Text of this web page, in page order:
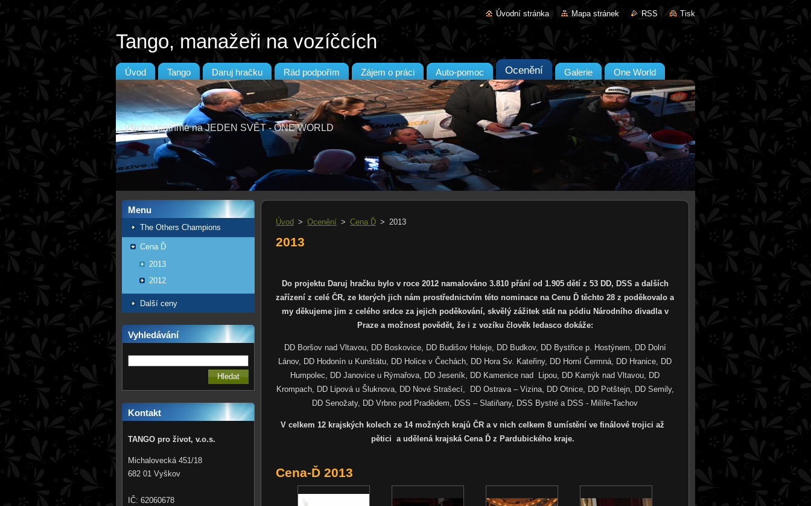
Úvodní stránka Mapa stránek RSS Tisk
Tango, manažeři na vozíčcích
Úvod Tango Daruj hračku Rád podpořím Zájem o práci Auto-pomoc Ocenění Galerie One World
všichni patříme na JEDEN SVĚT - ONE WORLD
Menu
The Others Champions
Cena Ď
2013
2012
Další ceny
Vyhledávání
Kontakt
TANGO pro život, v.o.s.
Michalovecká 451/18
682 01 Vyškov
IČ: 62060678
Úvod > Ocenění > Cena Ď > 2013
2013
Do projektu Daruj hračku bylo v roce 2012 namalováno 3.810 přání od 1.905 dětí z 53 DD, DSS a dalších
zařízení z celé ČR, ze kterých jich nám prostřednictvím této nominace na Cenu Ď těchto 28 z poděkovalo a
my děkujeme jim z celého srdce za jejich poděkování, skvělý zážitek stát na pódiu Národního divadla v
Praze a možnost povědět, že i z vozíku člověk ledasco dokáže:
DD Boršov nad Vltavou, DD Boskovice, DD Budišov Holeje, DD Budkov, DD Bystřice p. Hostýnem, DD Dolní
Lánov, DD Hodonín u Kunštátu, DD Holice v Čechách, DD Hora Sv. Kateřiny, DD Horní Čermná, DD Hranice, DD
Humpolec, DD Janovice u Rýmařova, DD Jeseník, DD Kamenice nad Lipou, DD Kamýk nad Vltavou, DD
Krompach, DD Lipová u Šluknova, DD Nové Strašecí, DD Ostrava – Vizina, DD Otnice, DD Potštejn, DD Semily,
DD Senožaty, DD Vrbno pod Pradědem, DSS – Slatiňany, DSS Bystré a DSS - Milíře-Tachov
V celkem 12 krajských kolech ze 14 možných krajů ČR a v nich celkem 8 umístění ve finálové trojici až
pětici a udělená krajská Cena Ď z Pardubického kraje.
Cena-Ď 2013